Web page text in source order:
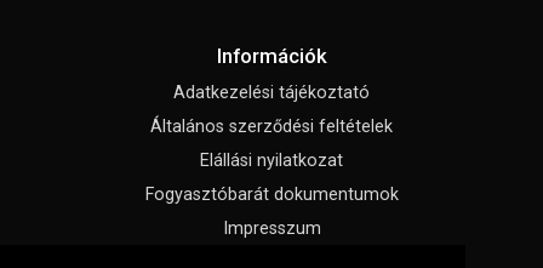
Információk
Adatkezelési tájékoztató
Általános szerződési feltételek
Elállási nyilatkozat
Fogyasztóbarát dokumentumok
Impresszum